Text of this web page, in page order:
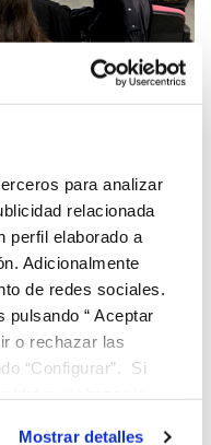
para analizar
relacionada
perfil elaborado a
Adicionalmente
de redes sociales.
pulsando “ Aceptar
o rechazar las
“Configurar”. Si
Mostrar detalles